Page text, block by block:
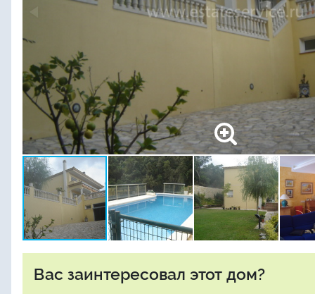
Вас заинтересовал этот дом?